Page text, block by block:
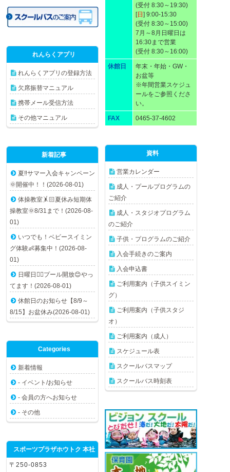
(受付 8:30～19:30)
[日 ] 9:00-15:30
(受付 8:30～15:00)
7月～8月日曜日は
16:30まで営業
(受付 8:30～16:00)
休館日
年末・年始・GW・
お盆等
※年間営業スケジュ
ールをご参照くださ
い。
FAX 0465-37-4602
れんらくアプリ
れんらくアプリの登録方法
欠席振替マニュアル
携帯メール受信方法
その他マニュアル
資料
営業カレンダー
成人・プールプログラムの
ご紹介
成人・スタジオプログラム
のご紹介
子供・プログラムのご紹介
入会手続きのご案内
入会申込書
ご利用案内（子供スイミン
グ）
ご利用案内（子供スタジ
オ）
ご利用案内（成人）
スケジュール表
スクールバスマップ
スクールバス時刻表
新着記事
夏‼️サマー入会キャンペーン
🌞開催中！！(2026-08-01)
体操教室🤸🏻夏休み短期体
操教室🌞8/31まで！(2026-08-
01)
いつでも！ベビースイミン
グ体験👶募集中！(2026-08-
01)
日曜日🏊🏻プール開放😊やっ
てます！(2026-08-01)
休館日のお知らせ【8/9～
8/15】お盆休み(2026-08-01)
Categories
新着情報
- イベント/お知らせ
- 会員の方へお知らせ
- その他
スポーツプラザホウトク 本社
〒250-0853